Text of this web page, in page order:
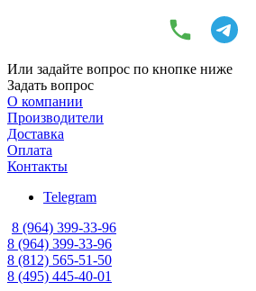
Или задайте вопрос по кнопке ниже
Задать вопрос
О компании
Производители
Доставка
Оплата
Контакты
Telegram
8 (964) 399-33-96
8 (964) 399-33-96
8 (812) 565-51-50
8 (495) 445-40-01